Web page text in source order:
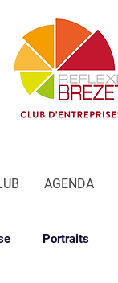
AGENDA
Portraits